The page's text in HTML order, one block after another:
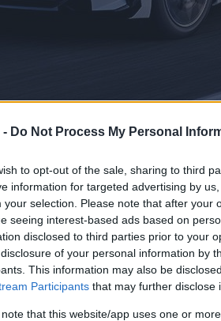
- Do Not Process My Personal
to opt-out of the sale, sharing to third
information for targeted advertising by
your selection. Please note that after your
seeing interest-based ads based on
disclosed to third parties prior to your
of your personal information by
This information may also be
Participants that may further disclose
note that this website/app uses one or